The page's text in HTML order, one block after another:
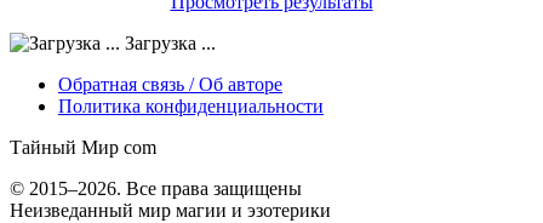
Загрузка ...
Обратная связь / Об авторе
Политика конфиденциальности
Тайный Мир com
© 2015–2026. Все права защищены
Неизведанный мир магии и эзотерики